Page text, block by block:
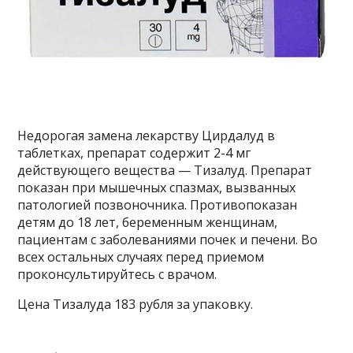
Недорогая замена лекарству Цирдалуд в
таблетках, препарат содержит 2-4 мг
действующего вещества — Тизалуд. Препарат
показан при мышечных спазмах, вызванных
патологией позвоночника. Противопоказан
детям до 18 лет, беременным женщинам,
пациентам с заболеваниями почек и печени. Во
всех остальных случаях перед приемом
проконсультируйтесь с врачом.
Цена Тизалуда 183 рубля за упаковку.